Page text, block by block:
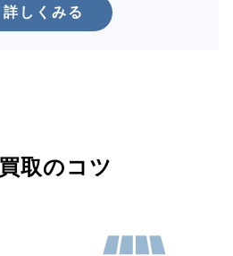
詳しくみる
取のコツ